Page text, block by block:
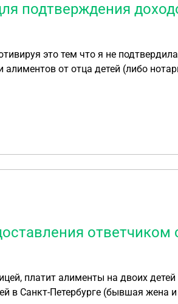
подтверждения
это тем что я не
от отца детей (либо
я знаю подать на алименты это
ответчиком
платит алименты на двоих детей (по
в Санкт-Петербурге (бывшая жена и